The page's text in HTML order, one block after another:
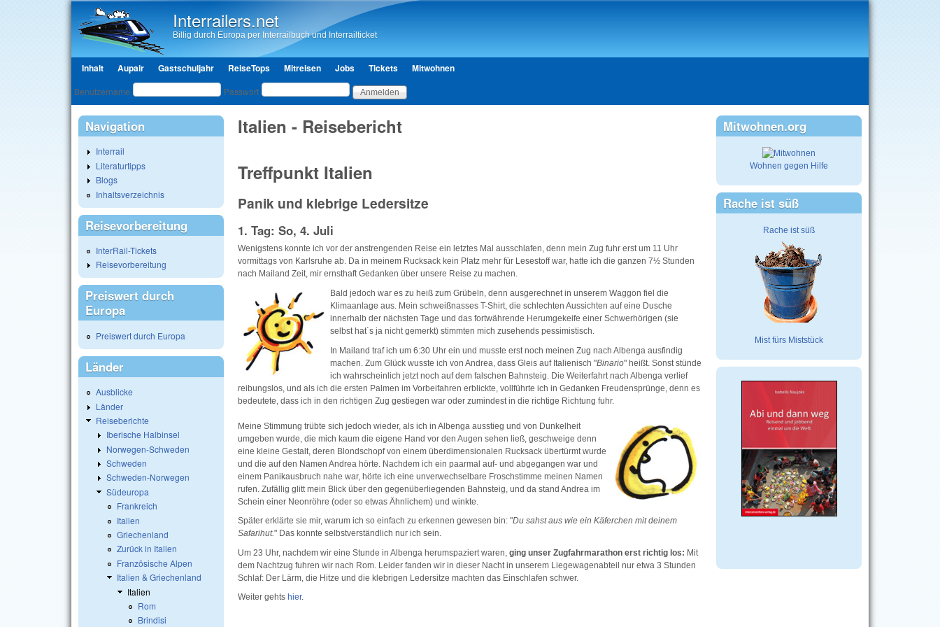
Interrailers.net
Billig durch Europa per Interrailbuch und Interrailticket
Hauptmenü
Inhalt Aupair Gastschuljahr ReiseTops Mitreisen Jobs Tickets Mitwohnen
Benutzeranmeldung
Benutzername Passwort
Italien - Reisebericht
Treffpunkt Italien
Panik und klebrige Ledersitze
1. Tag: So, 4. Juli
Wenigstens konnte ich vor der anstrengenden Reise ein letztes Mal ausschlafen, denn mein Zug fuhr erst um 11 Uhr
vormittags von Karlsruhe ab. Da in meinem Rucksack kein Platz mehr für Lesestoff war, hatte ich die ganzen 7½ Stunden
nach Mailand Zeit, mir ernsthaft Gedanken über unsere Reise zu machen.
Bald jedoch war es zu heiß zum Grübeln, denn ausgerechnet in unserem Waggon fiel die
Klimaanlage aus. Mein schweißnasses T-Shirt, die schlechten Aussichten auf eine Dusche
innerhalb der nächsten Tage und das fortwährende Herumgekeife einer Schwerhörigen (sie
selbst hat´s ja nicht gemerkt) stimmten mich zusehends pessimistisch.
In Mailand traf ich um 6:30 Uhr ein und musste erst noch meinen Zug nach Albenga ausfindig
machen. Zum Glück wusste ich von Andrea, dass Gleis auf Italienisch "Binario" heißt. Sonst stünde
ich wahrscheinlich jetzt noch auf dem falschen Bahnsteig. Die Weiterfahrt nach Albenga verlief
reibungslos, und als ich die ersten Palmen im Vorbeifahren erblickte, vollführte ich in Gedanken Freudensprünge, denn es
bedeutete, dass ich in den richtigen Zug gestiegen war oder zumindest in die richtige Richtung fuhr.
Meine Stimmung trübte sich jedoch wieder, als ich in Albenga ausstieg und von Dunkelheit
umgeben wurde, die mich kaum die eigene Hand vor den Augen sehen ließ, geschweige denn
eine kleine Gestalt, deren Blondschopf von einem überdimensionalen Rucksack übertürmt wurde
und die auf den Namen Andrea hörte. Nachdem ich ein paarmal auf- und abgegangen war und
einem Panikausbruch nahe war, hörte ich eine unverwechselbare Froschstimme meinen Namen
rufen. Zufällig glitt mein Blick über den gegenüberliegenden Bahnsteig, und da stand Andrea im
Schein einer Neonröhre (oder so etwas Ähnlichem) und winkte.
Später erklärte sie mir, warum ich so einfach zu erkennen gewesen bin: "Du sahst aus wie ein Käferchen mit deinem
Safarihut." Das konnte selbstverständlich nur ich sein.
Um 23 Uhr, nachdem wir eine Stunde in Albenga herumspaziert waren, ging unser Zugfahrmarathon erst richtig los: Mit
dem Nachtzug fuhren wir nach Rom. Leider fanden wir in dieser Nacht in unserem Liegewagenabteil nur etwa 3 Stunden
Schlaf: Der Lärm, die Hitze und die klebrigen Ledersitze machten das Einschlafen schwer.
Weiter gehts hier.
Navigation
Interrail
Literaturtipps
Blogs
Inhaltsverzeichnis
Reisevorbereitung
InterRail-Tickets
Reisevorbereitung
Preiswert durch
Europa
Preiswert durch Europa
Länder
Ausblicke
Länder
Reiseberichte
Iberische Halbinsel
Norwegen-Schweden
Schweden
Schweden-Norwegen
Südeuropa
Frankreich
Italien
Griechenland
Zurück in Italien
Französische Alpen
Italien & Griechenland
Italien
Rom
Brindisi
Mitwohnen.org
Wohnen gegen Hilfe
Rache ist süß
Rache ist süß
Mist fürs Miststück